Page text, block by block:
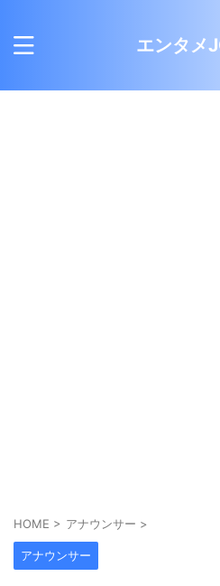
エンタメ
HOME > アナウンサー >
アナウンサー